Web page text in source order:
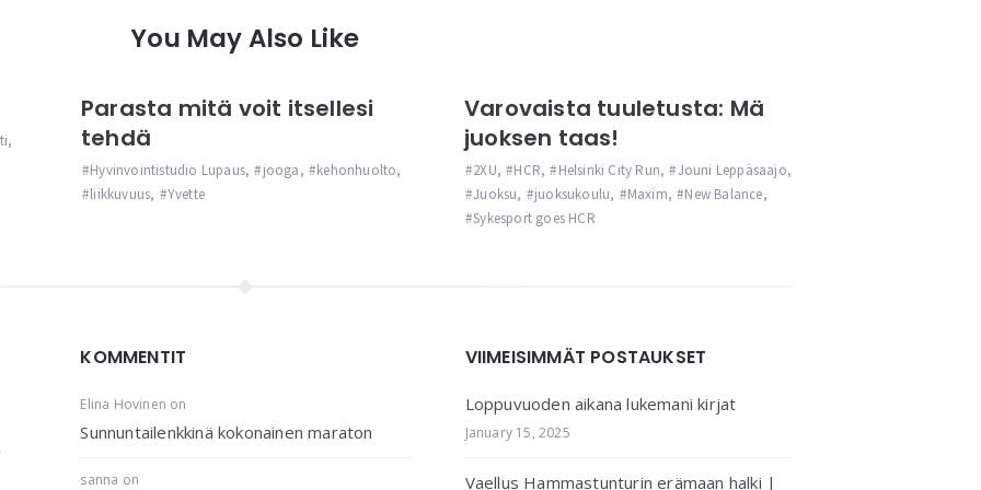
You May Also Like
,
Parasta mitä voit itsellesi
tehdä
Hyvinvointistudio Lupaus, jooga, kehonhuolto,
liikkuvuus, Yvette
Varovaista tuuletusta: Mä
juoksen taas!
2XU, HCR, Helsinki City Run, Jouni Leppäsaajo,
Juoksu, juoksukoulu, Maxim, New Balance,
Sykesport goes HCR
KOMMENTIT
Elina Hovinen on
Sunnuntailenkkinä kokonainen maraton
sanna on
VIIMEISIMMÄT POSTAUKSET
Loppuvuoden aikana lukemani kirjat
January 15, 2025
Vaellus Hammastunturin erämaan halki |